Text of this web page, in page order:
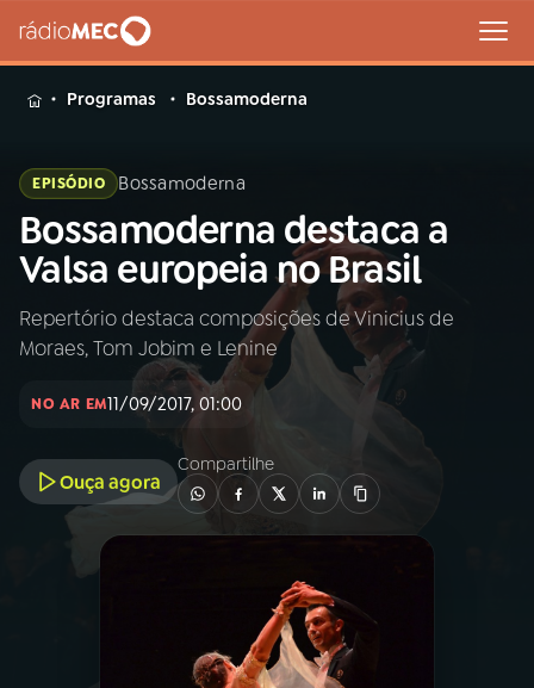
MENU
Buscar
na
Rádio
MEC
Buscar
Início AO VIVO
02
PROGRAMAS
Programas Bossamoderna
EPISÓDIO Bossamoderna
Bossamoderna destaca a
Valsa europeia no Brasil
Repertório destaca composições de Vinicius de
Moraes, Tom Jobim e Lenine
NO AR EM11/09/2017, 01:00
Ouça agora
Compartilhe